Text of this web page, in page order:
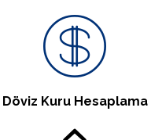
Döviz Kuru Hesaplama